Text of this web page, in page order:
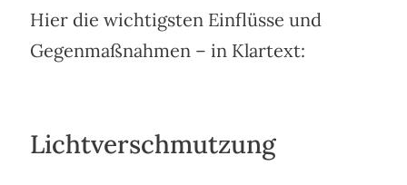
Hier die wichtigsten Einflüsse und
Gegenmaßnahmen – in Klartext:
Lichtverschmutzung